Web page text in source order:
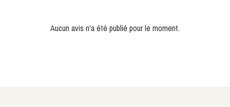
Aucun avis n'a été publié pour le moment.